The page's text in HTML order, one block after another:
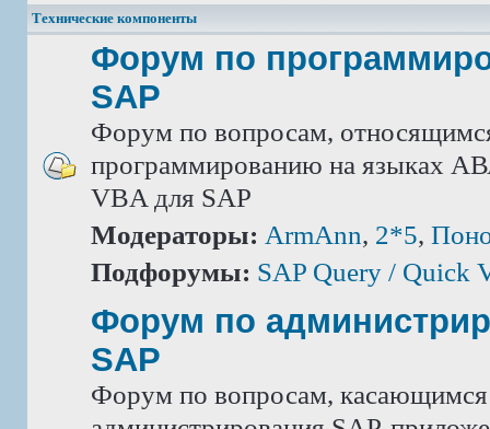
Технические компоненты
Форум по
SAP
Форум по вопросам,
программированию на языках
VBA для SAP
Модераторы: ArmAnn, 2*5,
Подфорумы: SAP Query / Quick
Форум по
SAP
Форум по вопросам, касающимся